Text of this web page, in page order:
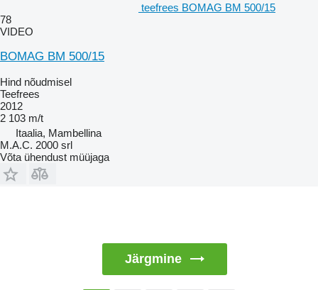
teefrees BOMAG BM 500/15
78
VIDEO
BOMAG BM 500/15
Hind nõudmisel
Teefrees
2012
2 103 m/t
Itaalia, Mambellina
M.A.C. 2000 srl
Võta ühendust müüjaga
Järgmine